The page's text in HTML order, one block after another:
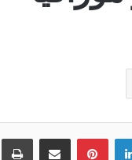
لينكدإن بينتيريستمشاركة عبر البريد